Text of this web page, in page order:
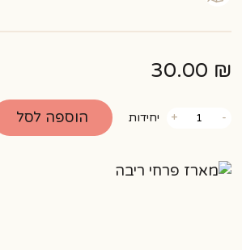
30.00 ₪
-של
+ יחידות הוספה לסל